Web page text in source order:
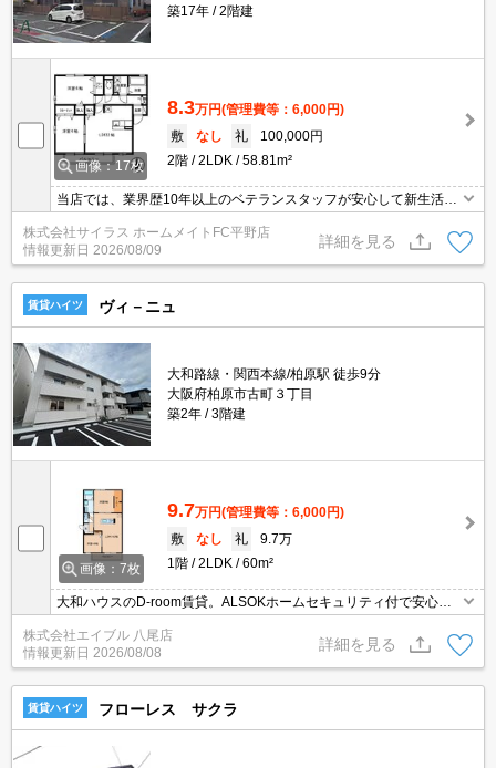
築17年
2階建
画像：17枚
8.3万円(管理費等：6,000円)
敷
なし 礼
100,000円
2階
2LDK 58.81m²
当店では、業界歴10年以上のベテランスタッフが安心して新生活を
送って頂けますよう精一杯のサポートを致します。 当店は、初期費
用のクレジット決済が可能です。ご利用の際はスタッフまでお申し
付け下さいませ。 お客様のご来店心よりお待ちしております。
株式会社サイラス ホームメイトFC平野店
情報更新日 2026/08/09
詳細を見る
賃貸ハイツ ヴィ－ニュ
大和路線・関西本線/柏原駅 徒歩9分
大阪府柏原市古町３丁目
築2年
3階建
画像：7枚
9.7万円(管理費等：6,000円)
敷
なし 礼
9.7万
1階
2LDK 60m²
大和ハウスのD-room賃貸。ALSOKホームセキュリティ付で安心。
築年数を重視したい方に。設備に注目!人気のアイテムせいぞろい。
アイランド型キッチン。エアコン2基付き。ぜひお問合せくださ
い。
株式会社エイブル 八尾店
情報更新日 2026/08/08
詳細を見る
賃貸ハイツ フローレス サクラ